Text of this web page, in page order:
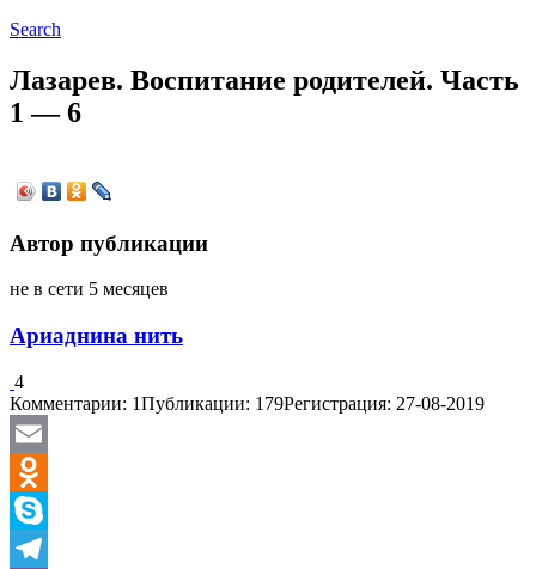
Search
Лазарев. Воспитание родителей. Часть
1 — 6
Автор публикации
не в сети 5 месяцев
Ариаднина нить
4
Комментарии: 1Публикации: 179Регистрация: 27-08-2019
Email
Odnoklassniki
Skype